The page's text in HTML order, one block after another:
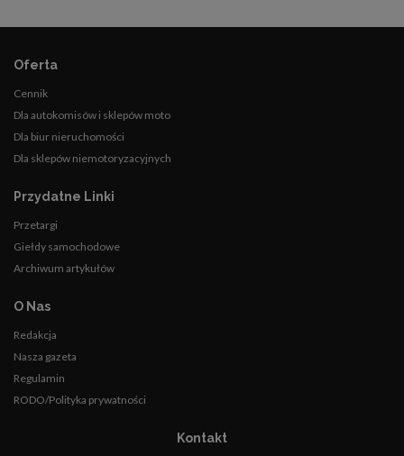
Oferta
Cennik
Dla autokomisów i sklepów moto
Dla biur nieruchomości
Dla sklepów niemotoryzacyjnych
Przydatne Linki
Przetargi
Giełdy samochodowe
Archiwum artykułów
O Nas
Redakcja
Nasza gazeta
Regulamin
RODO/Polityka prywatności
Kontakt